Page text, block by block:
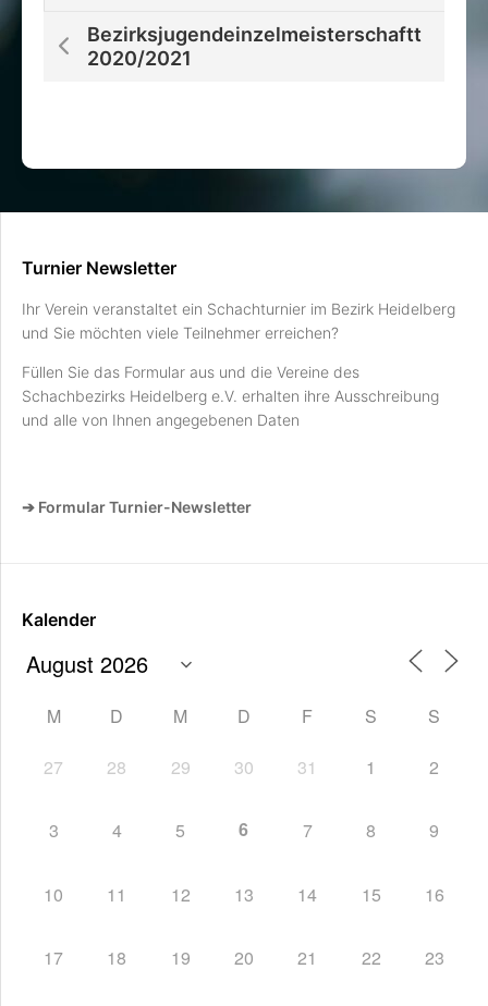
Bezirksjugendeinzelmeisterschaftt
2020/2021
Turnier Newsletter
Ihr Verein veranstaltet ein Schachturnier im Bezirk Heidelberg
und Sie möchten viele Teilnehmer erreichen?
Füllen Sie das Formular aus und die Vereine des
Schachbezirks Heidelberg e.V. erhalten ihre Ausschreibung
und alle von Ihnen angegebenen Daten
➔ Formular Turnier-Newsletter
Kalender
M D M D F S S
27 28 29 30 31 1 2
3 4 5 6 7 8 9
10 11 12 13 14 15 16
17 18 19 20 21 22 23